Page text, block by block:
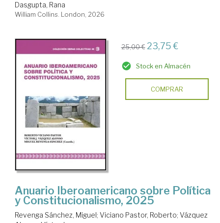
Dasgupta, Rana
William Collins. London, 2026
25,00 € 23,75 €
Stock en Almacén
COMPRAR
Anuario Iberoamericano sobre Política
y Constitucionalismo, 2025
Revenga Sánchez, Miguel; Viciano Pastor, Roberto; Vázquez